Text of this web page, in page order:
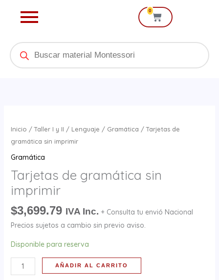
0
Cart
Products
search
Inicio /Taller I y II / Lenguaje / Gramática / Tarjetas de
gramática sin imprimir
Gramática
Tarjetas de gramática sin
imprimir
$3,699.79 IVA Inc. + Consulta tu envió Nacional
Precios sujetos a cambio sin previo aviso.
Disponible para reserva
de
gramática
cantidad
AÑADIR AL CARRITO